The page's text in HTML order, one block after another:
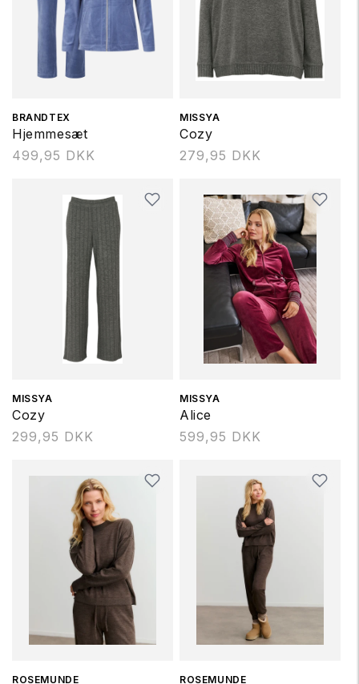
Forhandler:
BRANDTEX
Hjemmesæt
Normalpris
499,95 DKK
Forhandler:
MISSYA
Cozy
Normalpris
279,95 DKK
Forhandler:
MISSYA
Cozy
Normalpris
299,95 DKK
Forhandler:
MISSYA
Alice
Normalpris
599,95 DKK
ROSEMUNDE ROSEMUNDE